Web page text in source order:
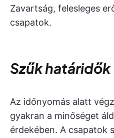
Zavartság, felesleges
csapatok.
Szűk határidők
Az időnyomás alatt
gyakran a minőséget
érdekében. A csapatok